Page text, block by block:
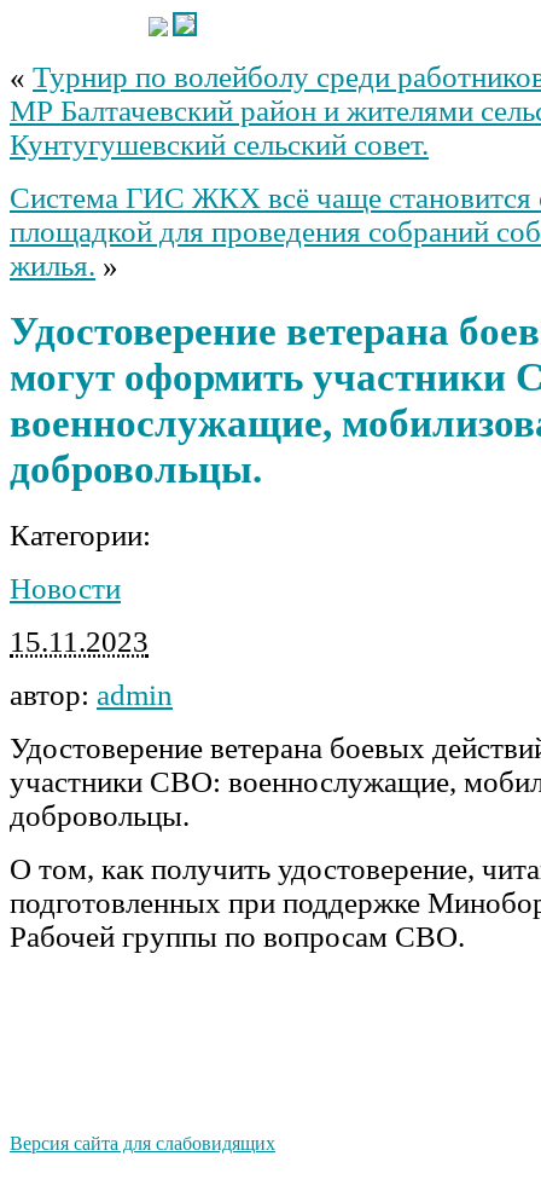
« Турнир по волейболу среди
МР Балтачевский район и жителями
Кунтугушевский сельский совет.
Система ГИС ЖКХ всё чаще становится
площадкой для проведения собраний
жилья. »
Удостоверение ветерана
могут оформить участники
военнослужащие,
добровольцы.
Категории:
Новости
15.11.2023
автор: admin
Удостоверение ветерана боевых
участники СВО: военнослужащие,
добровольцы.
О том, как получить удостоверение,
подготовленных при поддержке
Рабочей группы по вопросам СВО.
Версия сайта для слабовидящих